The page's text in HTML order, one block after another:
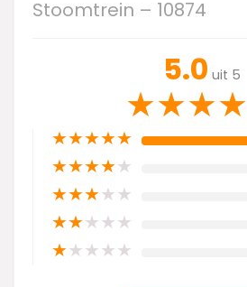
Stoomtrein – 10874
5.0 uit 5
★★★★
★★★★★
★★★★★
★★★★★
★★★★★
★★★★★